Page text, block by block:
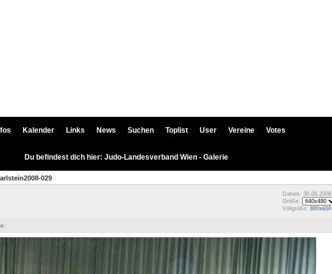
Kalender Links News Suchen Toplist User Vereine Votes
Du befindest dich hier: Judo-Landesverband Wien - Galerie
029
Datum: 30.06.2008
Größe:
Vollgröße: 800x600